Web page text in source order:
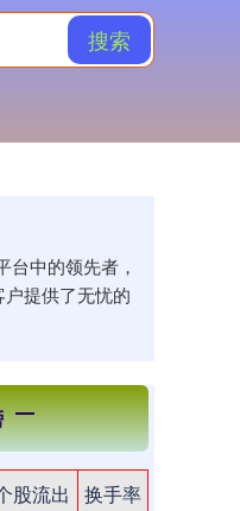
搜索
中的领先者，
提供了无忧的
股流出
换手率